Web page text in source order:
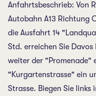
Anfahrtsbeschrieb: Von
Autobahn A13 Richtung
die Ausfahrt 14
Std. erreichen Sie
weiter der "Promenade"
"Kurgartenstrasse" ein
Strasse. Biegen Sie links